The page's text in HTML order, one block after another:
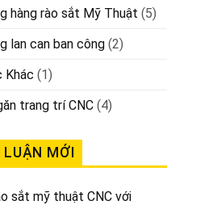
hàng rào sắt Mỹ Thuật (5)
lan can ban công (2)
Khác (1)
trang trí CNC (4)
LUẬN MỚI
sắt mỹ thuật CNC với